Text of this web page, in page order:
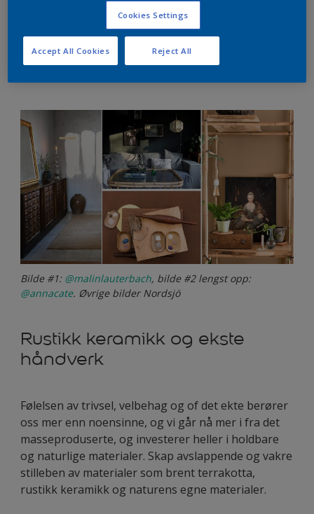
Naturmaterialer som rotting, leire, tre og mykt
skinn dominerer sterkt i høst og vinter. I
kombinasjon med den varme, rustne høstpaletten
skaper det en vakker harmoni i ditt hjem.
Bilde #1: @malinlauterbach, bilde #2 lengst opp:
@annacate. Øvrige bilder Nordsjö
Rustikk keramikk og ekste
håndverk
Følelsen av trivsel, velbehag og of det ekte berører
oss mer enn noensinne, og vi går nå mer i fra det
masseproduserte, og investerer heller i holdbare
og naturlige materialer. Skap avslappende og vakre
stilleben av materialer som brent terrakotta,
rustikk keramikk og naturens egne materialer.
Cookies Settings
Reject All
Accept All Cookies